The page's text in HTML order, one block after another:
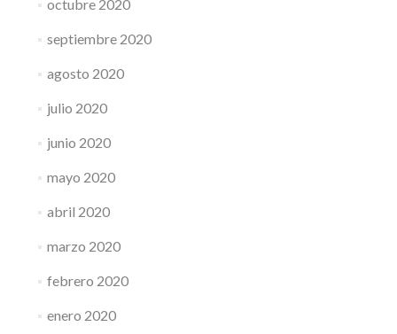
octubre 2020
septiembre 2020
agosto 2020
julio 2020
junio 2020
mayo 2020
abril 2020
marzo 2020
febrero 2020
enero 2020